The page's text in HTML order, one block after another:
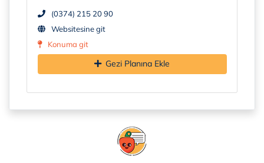
(0374) 215 20 90
Websitesine git
Konuma git
Gezi Planına Ekle